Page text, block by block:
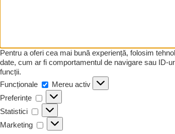
Pentru a oferi cea mai bună experiență, folosim
date, cum ar fi comportamentul de navigare sau ID-
funcții.
Funcționale
Funcționale
Mereu activ
Preferințe
Preferințe
Statistici
Statistici
Marketing
Marketing